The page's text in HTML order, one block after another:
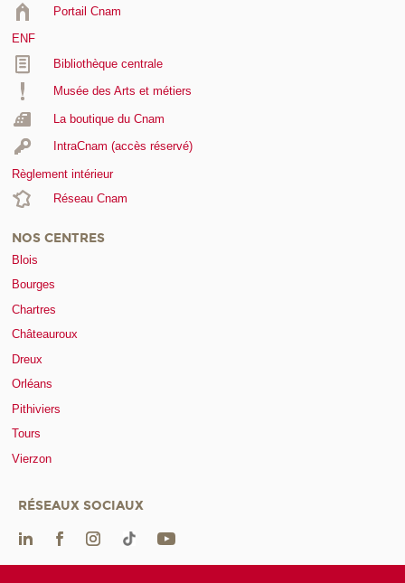
Portail Cnam
ENF
Bibliothèque centrale
Musée des Arts et métiers
La boutique du Cnam
IntraCnam (accès réservé)
Règlement intérieur
Réseau Cnam
NOS CENTRES
Blois
Bourges
Chartres
Châteauroux
Dreux
Orléans
Pithiviers
Tours
Vierzon
RÉSEAUX SOCIAUX